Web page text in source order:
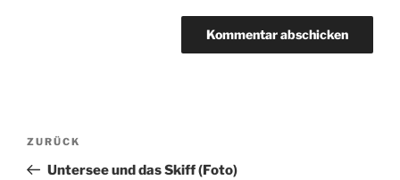
Beitragsnavigation
Vorheriger
Beitrag
ZURÜCK
Untersee und das Skiff (Foto)